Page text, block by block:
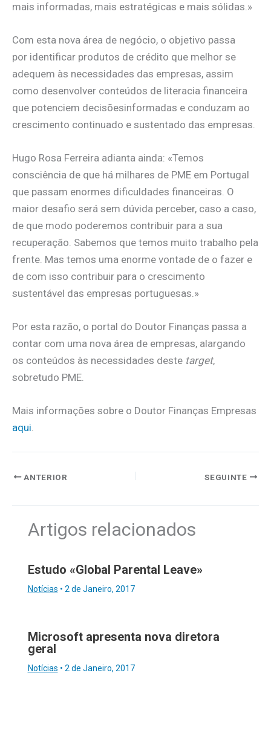
mais informadas, mais estratégicas e mais sólidas.»
Com esta nova área de negócio, o objetivo passa
por identificar produtos de crédito que melhor se
adequem às necessidades das empresas, assim
como desenvolver conteúdos de literacia financeira
que potenciem decisõesinformadas e conduzam ao
crescimento continuado e sustentado das empresas.
Hugo Rosa Ferreira adianta ainda: «Temos
consciência de que há milhares de PME em Portugal
que passam enormes dificuldades financeiras. O
maior desafio será sem dúvida perceber, caso a caso,
de que modo poderemos contribuir para a sua
recuperação. Sabemos que temos muito trabalho pela
frente. Mas temos uma enorme vontade de o fazer e
de com isso contribuir para o crescimento
sustentável das empresas portuguesas.»
Por esta razão, o portal do Doutor Finanças passa a
contar com uma nova área de empresas, alargando
os conteúdos às necessidades deste target,
sobretudo PME.
Mais informações sobre o Doutor Finanças Empresas
aqui.
ANTERIOR SEGUINTE
Artigos relacionados
Estudo «Global Parental Leave»
Notícias • 2 de Janeiro, 2017
Microsoft apresenta nova diretora
geral
Notícias • 2 de Janeiro, 2017